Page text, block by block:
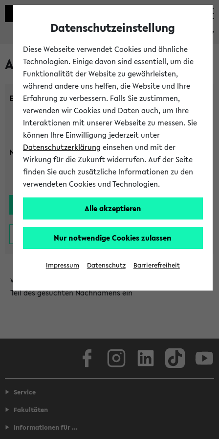
eKVV
Alle Lehrenden
Einrichtung:
Nachname:
Wählen Sie die Einrichtung aus und/oder geben Sie einen
Teil des gesuchten Nachnamens ein
Service
Fakultäten
Informationen für ...
Datenschutzeinstellung
Diese Webseite verwendet Cookies und ähnliche
Technologien. Einige davon sind essentiell, um die
Funktionalität der Website zu gewährleisten,
während andere uns helfen, die Website und Ihre
Erfahrung zu verbessern. Falls Sie zustimmen,
verwenden wir Cookies und Daten auch, um Ihre
Interaktionen mit unserer Webseite zu messen. Sie
können Ihre Einwilligung jederzeit unter
Datenschutzerklärung einsehen und mit der
Wirkung für die Zukunft widerrufen. Auf der Seite
finden Sie auch zusätzliche Informationen zu den
verwendeten Cookies und Technologien.
Alle akzeptieren
Nur notwendige Cookies zulassen
Impressum Datenschutz Barrierefreiheit